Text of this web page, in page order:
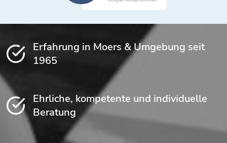
Erfahrung in Moers & Umgebung seit
1965
Ehrliche, kompetente und individuelle
Beratung